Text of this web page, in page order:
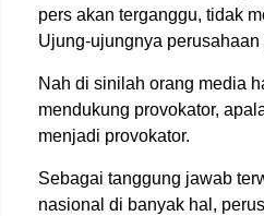
pers akan terganggu, tidak
Ujung-ujungnya perusahaan
Nah di sinilah orang media
mendukung provokator,
menjadi provokator.
Sebagai tanggung jawab
nasional di banyak hal,